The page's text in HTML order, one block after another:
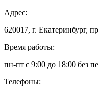
Адрес:
620017, г. Екатеринбург,
Время работы:
пн-пт с 9:00 до 18:00 без
Телефоны: